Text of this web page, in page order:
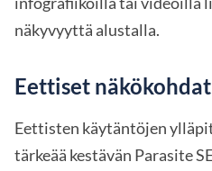
näkyvyyttä alustalla.
Eettiset näkökohdat
Eettisten käytäntöjen
tärkeää kestävän Parasite